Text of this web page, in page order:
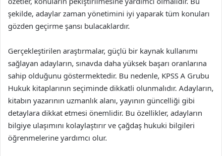
şekilde, adaylar zaman yönetimini iyi yaparak tüm konuları
gözden geçirme şansı bulacaklardır.
Gerçekleştirilen araştırmalar, güçlü bir kaynak kullanımı
sağlayan adayların, sınavda daha yüksek başarı oranlarına
sahip olduğunu göstermektedir. Bu nedenle, KPSS A Grubu
Hukuk kitaplarının seçiminde dikkatli olunmalıdır. Adayların,
kitabın yazarının uzmanlık alanı, yayının güncelliği gibi
detaylara dikkat etmesi önemlidir. Bu özellikler, adayların
bilgiye ulaşımını kolaylaştırır ve çağdaş hukuki bilgileri
öğrenmelerine yardımcı olur.